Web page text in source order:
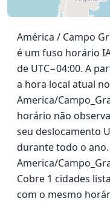
América / Campo
é um fuso horário
de UTC−04:00. A
a hora local atual
America/
horário não
seu deslocamento
durante todo o
America/
Cobre 1 cidades
com o mesmo